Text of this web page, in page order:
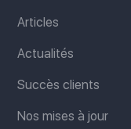
Articles
Actualités
Succès clients
Nos mises à jour